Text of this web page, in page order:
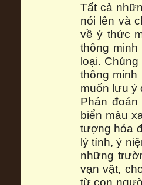
Tất cả
nói lên và
về ý thức
thông
loại.
thông minh
muốn lưu ý
Phán
biển màu
tượng hóa
lý tính, ý
những
vạn vật,
từ con